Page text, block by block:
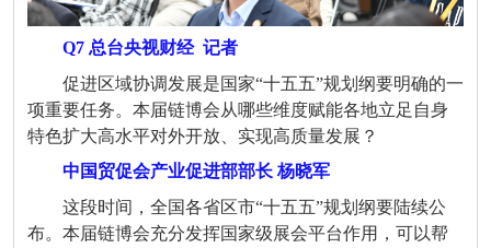
Q7 总台央视财经 记者
促进区域协调发展是国家“十五五”规划纲要明确的一
项重要任务。本届链博会从哪些维度赋能各地立足自身
特色扩大高水平对外开放、实现高质量发展？
中国贸促会产业促进部部长 杨晓军
这段时间，全国各省区市“十五五”规划纲要陆续公
布。本届链博会充分发挥国家级展会平台作用，可以帮